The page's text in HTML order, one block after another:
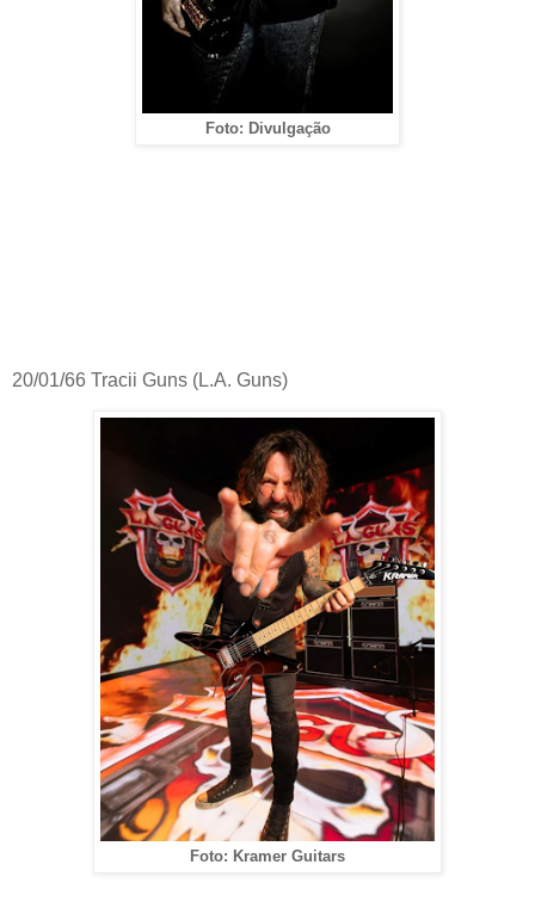
Foto: Divulgação
20/01/66 Tracii Guns (L.A. Guns)
Foto: Kramer Guitars